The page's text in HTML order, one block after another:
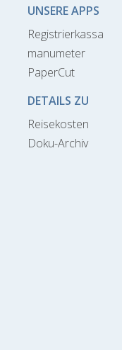
UNSERE APPS
Registrierkassa
manumeter
PaperCut
DETAILS ZU
Reisekosten
Doku-Archiv